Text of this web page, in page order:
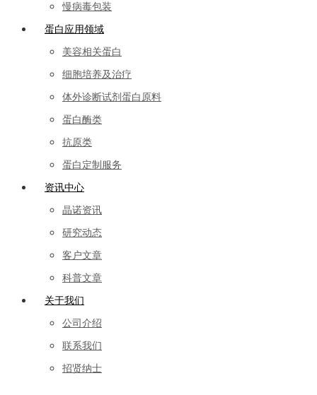
慢病毒包装
蛋白应用领域
美容相关蛋白
细胞培养及治疗
体外诊断试剂蛋白原料
蛋白酶类
抗原类
蛋白定制服务
资讯中心
晶诺资讯
研究动态
客户文章
科普文章
关于我们
公司介绍
联系我们
招贤纳士